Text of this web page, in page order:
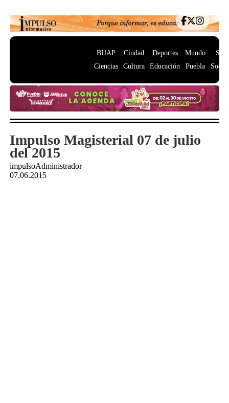
BUAP
Ciencias
Ciudad
Cultura
Deportes
Educación
Mundo
Puebla
Impulso Magisterial 07 de julio
del 2015
impulsoAdministrador
07.06.2015